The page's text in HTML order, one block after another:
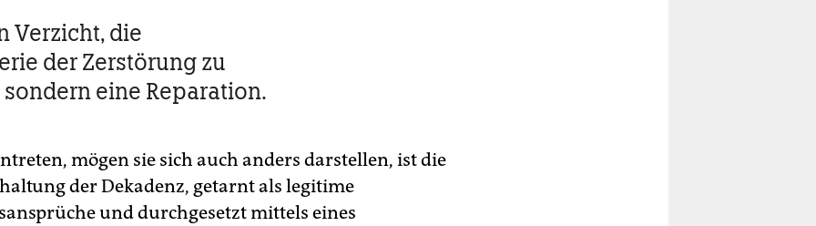
Verzicht, die
der Zerstörung zu
eine Reparation.
mögen sie sich auch anders darstellen, ist die
der Dekadenz, getarnt als legitime
und durchgesetzt mittels eines